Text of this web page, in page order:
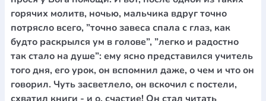
горячих молитв, ночью, мальчика вдруг точно
потрясло всего, ”точно завеса спала с глаз, как
будто раскрылся ум в голове”, ”легко и радостно
так стало на душе”: ему ясно представился учитель
того дня, его урок, он вспомнил даже, о чем и что он
говорил. Чуть засветлело, он вскочил с постели,